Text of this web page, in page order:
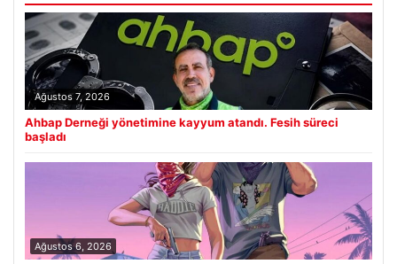
Ağustos 7, 2026
Ahbap Derneği yönetimine kayyum atandı. Fesih süreci
başladı
Ağustos 6, 2026